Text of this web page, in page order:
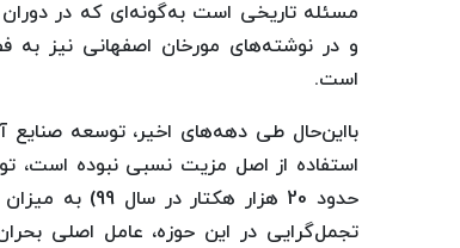
مسئله تاریخی است به‌گونه‌ای که در
و در نوشته‌های مورخان اصفهانی نیز
است.
بااین‌حال طی دهه‌های اخیر، توسعه
حدود 20 هزار
تجمل‌گرایی در این حوزه، عامل اصلی